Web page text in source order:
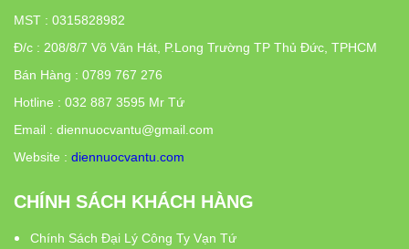
MST : 0315828982
Đ/c : 208/8/7 Võ Văn Hát, P.Long Trường TP Thủ Đức, TPHCM
Bán Hàng : 0789 767 276
Hotline : 032 887 3595 Mr Tứ
Email : diennuocvantu@gmail.com
Website : diennuocvantu.com
CHÍNH SÁCH KHÁCH HÀNG
Chính Sách Đại Lý Công Ty Vạn Tứ